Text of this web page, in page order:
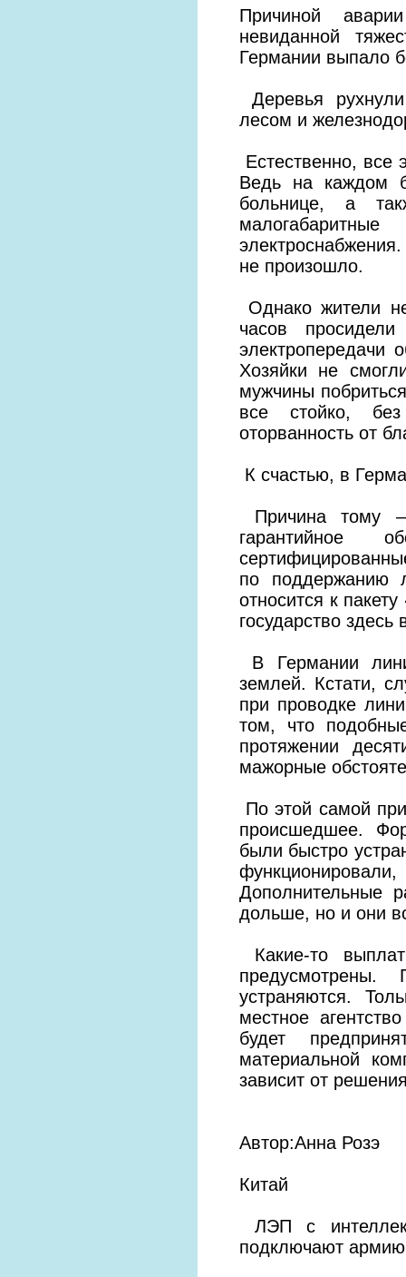
Причиной
невиданной
Германии выпало
Деревья
лесом и
Естественно, все
Ведь на каждом
больнице, а
не произошло.
Однако жители
часов
электропередачи
Хозяйки не
мужчины
все стойко,
оторванность от
К счастью, в
Причина тому –
гарантийное
по поддержанию
относится к
государство
В Германии
землей. Кстати,
при проводке
том, что
протяжении
мажорные
По этой самой
происшедшее.
были быстро
Дополнительные
дольше, но и они
Какие-то
устраняются.
местное
будет
материальной
зависит от
Автор:Анна Розэ
Китай
ЛЭП с
подключают армию